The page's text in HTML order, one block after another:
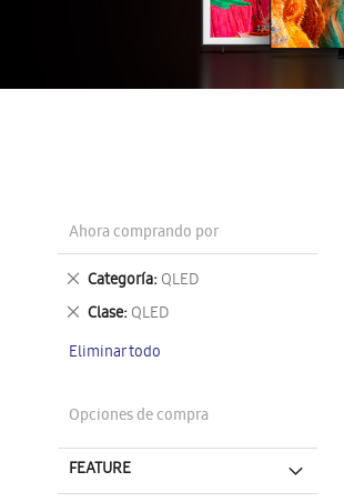
Ahora comprando por
Categoría QLED
Eliminar
este
artículo
Clase QLED
Eliminar
artículo
Eliminar todo
Opciones de compra
FEATURE